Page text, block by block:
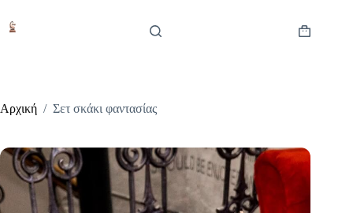
στο
περιεχόμενο
Καλάθι
Αρχική / Σετ σκάκι φαντασίας